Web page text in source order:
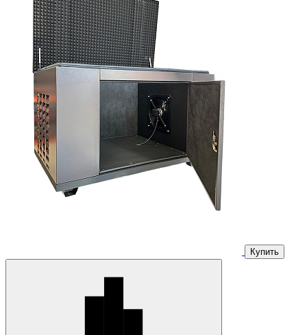
Купить